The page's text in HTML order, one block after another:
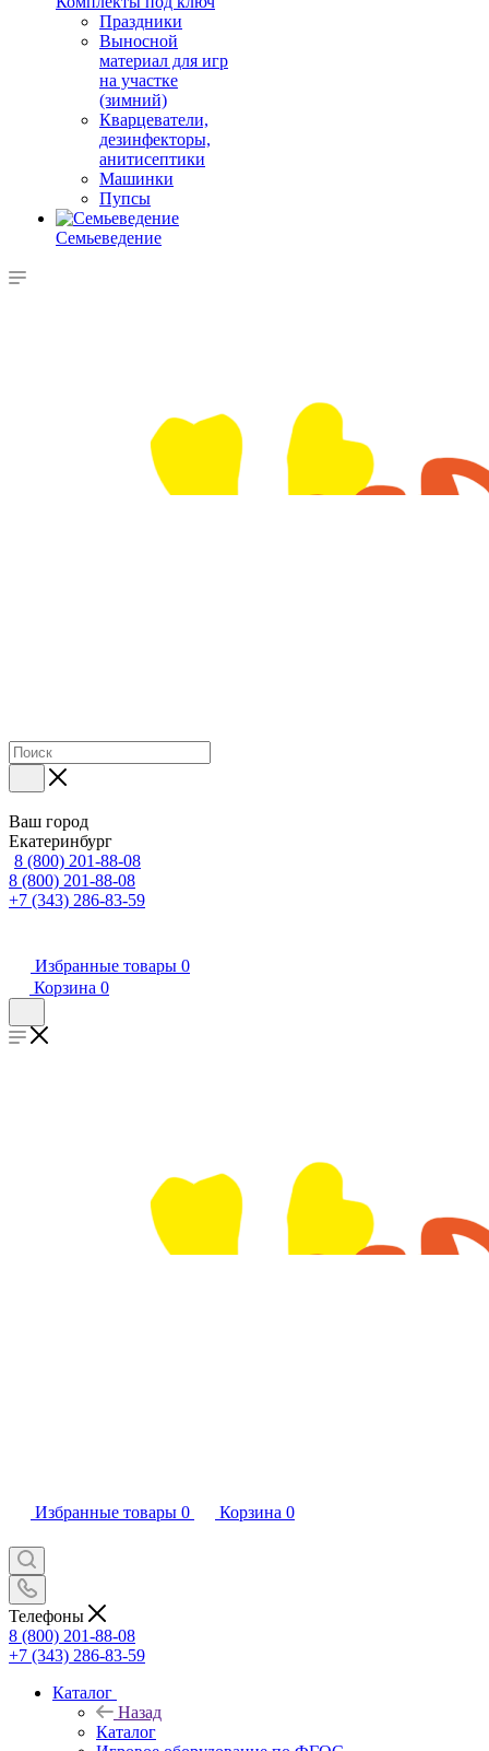
Праздники
Выносной
материал для игр
на участке
(зимний)
Кварцеватели,
дезинфекторы,
анитисептики
Машинки
Пупсы
Семьеведение
Ваш город
Екатеринбург
8 (800) 201-88-08
8 (800) 201-88-08
+7 (343) 286-83-59
Избранные товары 0
Корзина 0
Избранные товары 0 Корзина 0
Телефоны
8 (800) 201-88-08
+7 (343) 286-83-59
Каталог
Назад
Каталог